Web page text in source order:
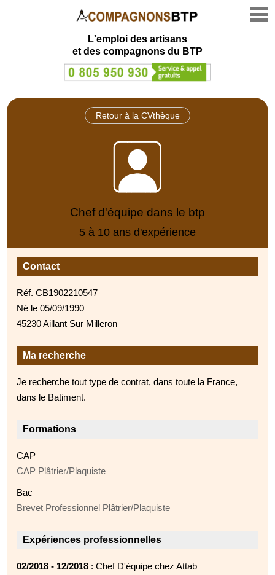
L'emploi des artisans
et des compagnons du BTP
Retour à la CVthèque
Chef d'équipe dans le btp
5 à 10 ans d'expérience
Contact
Réf. CB1902210547
Né le 05/09/1990
45230 Aillant Sur Milleron
Ma recherche
Je recherche tout type de contrat, dans toute la France,
dans le Batiment.
Formations
CAP
CAP Plâtrier/Plaquiste
Bac
Brevet Professionnel Plâtrier/Plaquiste
Expériences professionnelles
02/2018 - 12/2018 : Chef D'équipe chez Attab